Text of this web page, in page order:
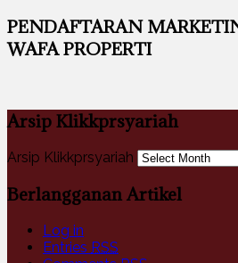
PENDAFTARAN
WAFA PROPERTI
Arsip Klikkprsyariah
Arsip Klikkprsyariah
Berlangganan Artikel
Log in
Entries RSS